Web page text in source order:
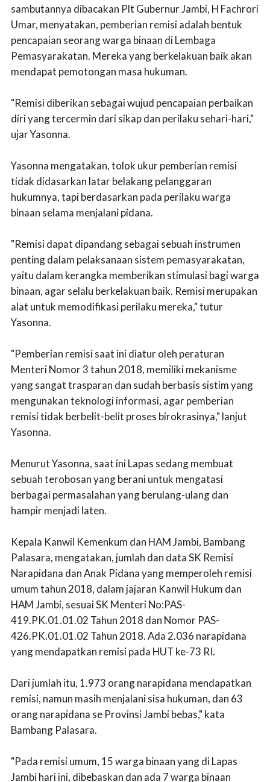
sambutannya dibacakan Plt Gubernur Jambi, H Fachrori
Umar, menyatakan, pemberian remisi adalah bentuk
pencapaian seorang warga binaan di Lembaga
Pemasyarakatan. Mereka yang berkelakuan baik akan
mendapat pemotongan masa hukuman.
"Remisi diberikan sebagai wujud pencapaian perbaikan
diri yang tercermin dari sikap dan perilaku sehari-hari,"
ujar Yasonna.
Yasonna mengatakan, tolok ukur pemberian remisi
tidak didasarkan latar belakang pelanggaran
hukumnya, tapi berdasarkan pada perilaku warga
binaan selama menjalani pidana.
"Remisi dapat dipandang sebagai sebuah instrumen
penting dalam pelaksanaan sistem pemasyarakatan,
yaitu dalam kerangka memberikan stimulasi bagi warga
binaan, agar selalu berkelakuan baik. Remisi merupakan
alat untuk memodifikasi perilaku mereka," tutur
Yasonna.
"Pemberian remisi saat ini diatur oleh peraturan
Menteri Nomor 3 tahun 2018, memiliki mekanisme
yang sangat trasparan dan sudah berbasis sistim yang
mengunakan teknologi informasi, agar pemberian
remisi tidak berbelit-belit proses birokrasinya," lanjut
Yasonna.
Menurut Yasonna, saat ini Lapas sedang membuat
sebuah terobosan yang berani untuk mengatasi
berbagai permasalahan yang berulang-ulang dan
hampir menjadi laten.
Kepala Kanwil Kemenkum dan HAM Jambi, Bambang
Palasara, mengatakan, jumlah dan data SK Remisi
Narapidana dan Anak Pidana yang memperoleh remisi
umum tahun 2018, dalam jajaran Kanwil Hukum dan
HAM Jambi, sesuai SK Menteri No:PAS-
419.PK.01.01.02 Tahun 2018 dan Nomor PAS-
426.PK.01.01.02 Tahun 2018. Ada 2.036 narapidana
yang mendapatkan remisi pada HUT ke-73 RI.
Dari jumlah itu, 1.973 orang narapidana mendapatkan
remisi, namun masih menjalani sisa hukuman, dan 63
orang narapidana se Provinsi Jambi bebas," kata
Bambang Palasara.
"Pada remisi umum, 15 warga binaan yang di Lapas
Jambi hari ini, dibebaskan dan ada 7 warga binaan